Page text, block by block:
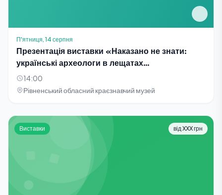
П'ятниця, 14 серпня
Презентація виставки «Наказано не знати:
українські археологи в лещатах
тоталітаризму»
14:00
Рівненський обласний краєзнавчий музей
Виставки від XXX грн